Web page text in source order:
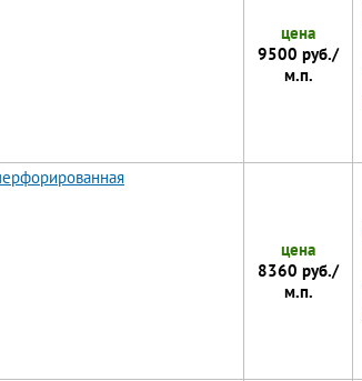
цена
9500 руб./
м.п.
цена
8360 руб./
м.п.